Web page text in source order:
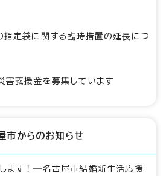
指定袋に関する臨時措置の延長につ
害義援金を募集しています
市からのお知らせ
ます！―名古屋市結婚新生活応援